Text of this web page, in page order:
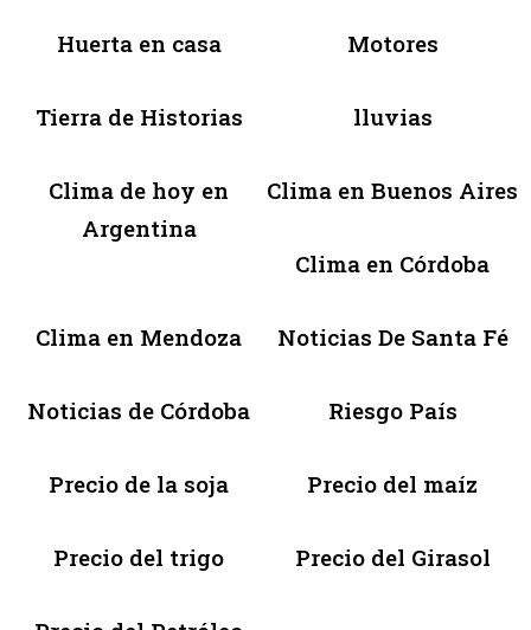
Huerta en casa Motores
Tierra de Historias lluvias
Clima de hoy en
Argentina
Clima en Buenos Aires
Clima en Córdoba
Clima en Mendoza Noticias De Santa Fé
Noticias de Córdoba Riesgo País
Precio de la soja Precio del maíz
Precio del trigo Precio del Girasol